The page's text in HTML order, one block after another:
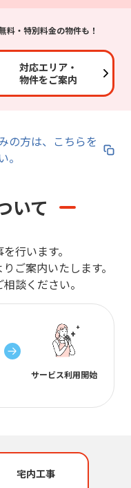
料・特別料金の物件も！
対応エリア・
物件をご案内
の方は、こちらを
。
いて
行います。
ご案内いたします。
談ください。
サービス利用開始
宅内工事